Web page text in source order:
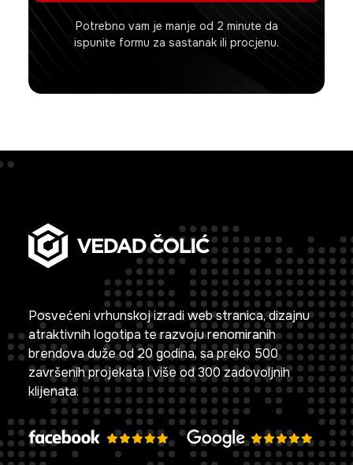
Potrebno vam je manje od 2 minute da
ispunite formu za sastanak ili procjenu.
Posvećeni vrhunskoj izradi web stranica, dizajnu
atraktivnih logotipa te razvoju renomiranih
brendova duže od 20 godina, sa preko 500
završenih projekata i više od 300 zadovoljnih
klijenata.